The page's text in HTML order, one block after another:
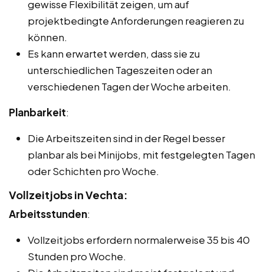
gewisse Flexibilität zeigen, um auf
projektbedingte Anforderungen reagieren zu
können.
Es kann erwartet werden, dass sie zu
unterschiedlichen Tageszeiten oder an
verschiedenen Tagen der Woche arbeiten.
Planbarkeit:
Die Arbeitszeiten sind in der Regel besser
planbar als bei Minijobs, mit festgelegten Tagen
oder Schichten pro Woche.
Vollzeitjobs in Vechta:
Arbeitsstunden:
Vollzeitjobs erfordern normalerweise 35 bis 40
Stunden pro Woche.